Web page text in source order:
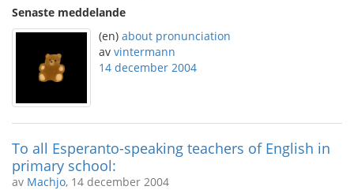
Senaste meddelande
(en) about pronunciation
av vintermann
14 december 2004
To all Esperanto-speaking teachers of English in
primary school:
av Machjo, 14 december 2004